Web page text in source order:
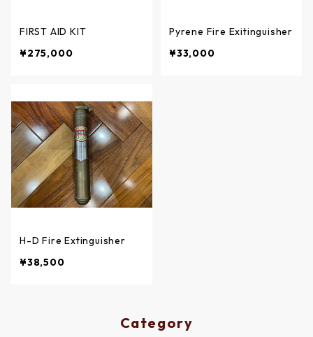
FIRST AID KIT
¥275,000
Pyrene Fire Exitinguisher
¥33,000
H-D Fire Extinguisher
¥38,500
Category